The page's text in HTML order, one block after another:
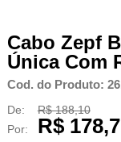
Cabo Zepf
Única Com
Cod. do Produto:
De:
R$ 188,10
Por:
R$